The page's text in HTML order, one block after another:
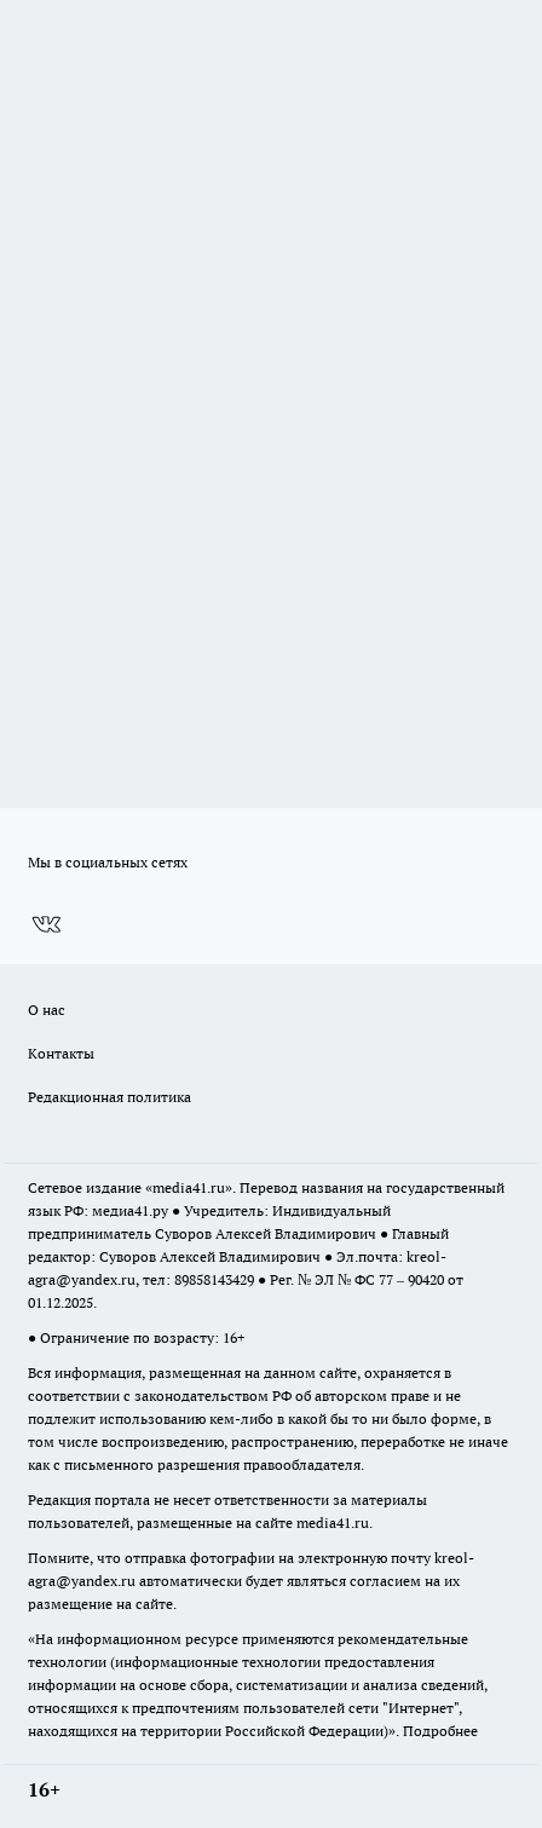
Мы в социальных сетях
О нас
Контакты
Редакционная политика
Сетевое издание «media41.ru». Перевод названия на государственный
язык РФ: медиа41.ру ● Учредитель: Индивидуальный
предприниматель Суворов Алексей Владимирович ● Главный
редактор: Суворов Алексей Владимирович ● Эл.почта: kreol-
agra@yandex.ru, тел: 89858143429 ● Рег. № ЭЛ № ФС 77 – 90420 от
01.12.2025.
● Ограничение по возрасту: 16+
Вся информация, размещенная на данном сайте, охраняется в
соответствии с законодательством РФ об авторском праве и не
подлежит использованию кем-либо в какой бы то ни было форме, в
том числе воспроизведению, распространению, переработке не иначе
как с письменного разрешения правообладателя.
Редакция портала не несет ответственности за материалы
пользователей, размещенные на сайте media41.ru.
Помните, что отправка фотографии на электронную почту kreol-
agra@yandex.ru автоматически будет являться согласием на их
размещение на сайте.
«На информационном ресурсе применяются рекомендательные
технологии (информационные технологии предоставления
информации на основе сбора, систематизации и анализа сведений,
относящихся к предпочтениям пользователей сети "Интернет",
находящихся на территории Российской Федерации)». Подробнее
16+